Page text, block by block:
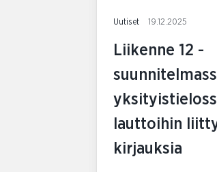
Uutiset 19.12.2025
Liikenne 12 -
lauttoihin
kirjauksia